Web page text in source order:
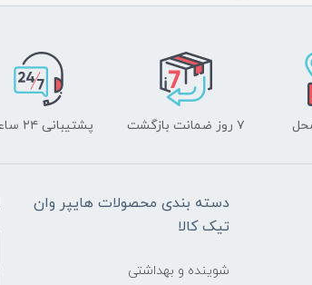
۷ روز ضمانت بازگشت پشتیبانی ۲۴ ساعته
دسته بندی محصولات هایپر وان
تیک کالا
شوینده و بهداشتی